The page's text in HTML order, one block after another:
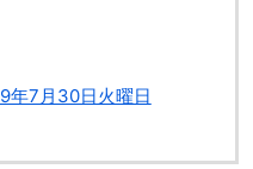
年7月30日火曜日